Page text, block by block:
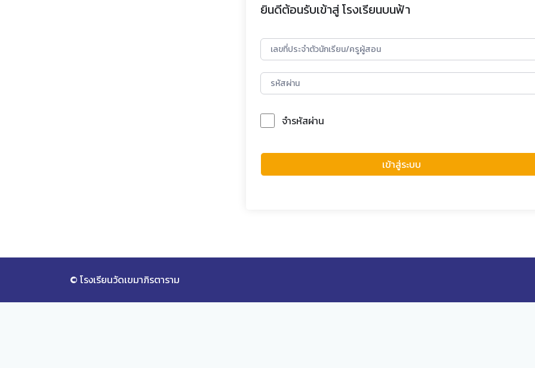
ยินดีต้อนรับเข้าสู่ โรงเรียนบนฟ้า
จำรหัสผ่าน
เข้าสู่ระบบ
© โรงเรียนวัดเขมาภิรตาราม